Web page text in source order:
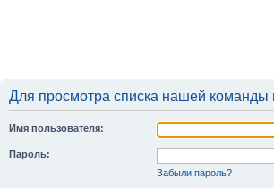
Для просмотра списка нашей
Имя пользователя:
Пароль:
Забыли пароль?